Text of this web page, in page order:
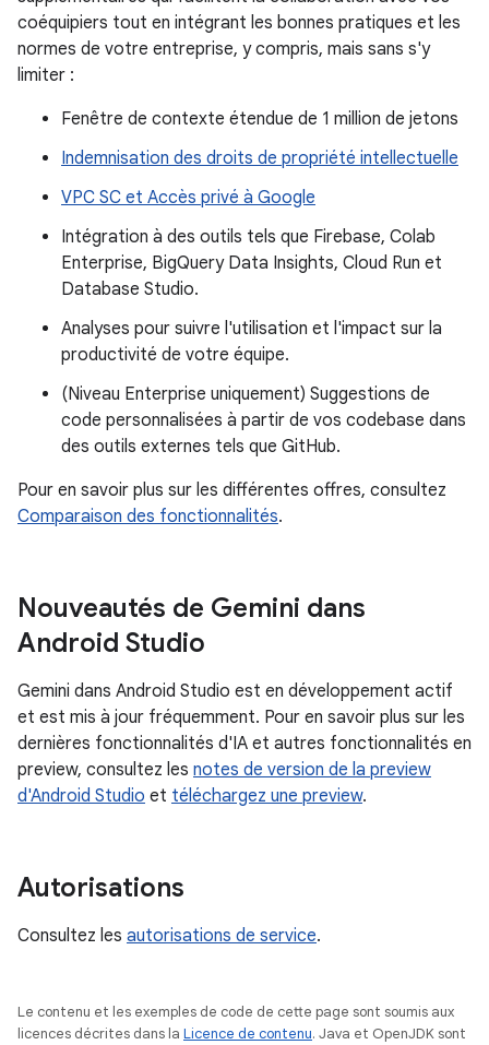
coéquipiers tout en intégrant les bonnes pratiques et les
normes de votre entreprise, y compris, mais sans s'y
limiter :
Fenêtre de contexte étendue de 1 million de jetons
Indemnisation des droits de propriété intellectuelle
VPC SC et Accès privé à Google
Intégration à des outils tels que Firebase, Colab
Enterprise, BigQuery Data Insights, Cloud Run et
Database Studio.
Analyses pour suivre l'utilisation et l'impact sur la
productivité de votre équipe.
(Niveau Enterprise uniquement) Suggestions de
code personnalisées à partir de vos codebase dans
des outils externes tels que GitHub.
Pour en savoir plus sur les différentes offres, consultez
Comparaison des fonctionnalités.
Nouveautés de Gemini dans
Android Studio
Gemini dans Android Studio est en développement actif
et est mis à jour fréquemment. Pour en savoir plus sur les
dernières fonctionnalités d'IA et autres fonctionnalités en
preview, consultez les notes de version de la preview
d'Android Studio et téléchargez une preview.
Autorisations
Consultez les autorisations de service.
Le contenu et les exemples de code de cette page sont soumis aux
licences décrites dans la Licence de contenu. Java et OpenJDK sont